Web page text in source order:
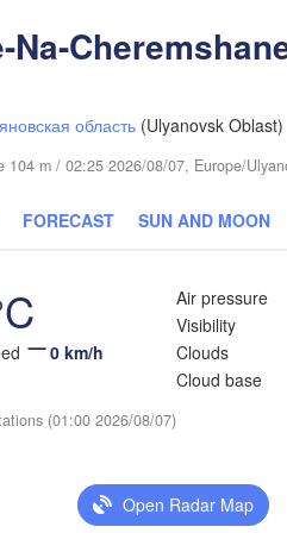
Login Premium
область (Ulyanovsk Oblast)
104 m / 02:25 2026/08/07, Europe/
FORECAST SUN AND MOON
0 km/h
Air pressure
Visibility
Clouds
Cloud base
(01:00 2026/08/07)
Open Radar Map
Екатеринбург
(Yekaterinburg)
Tagil)
(Chelyabinsk)